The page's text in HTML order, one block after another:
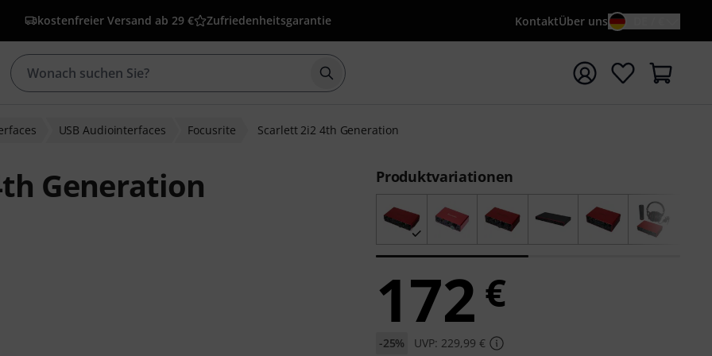
kostenfreier Versand ab 29 € Zufriedenheitsgarantie KontaktÜber uns
Suche mit Suchwort {searchTerm} starten
USB Audiointerfaces Focusrite Scarlett 2i2 4th Generation
Generation Produktvariationen
172 €
-25%
UVP: 229,99 €